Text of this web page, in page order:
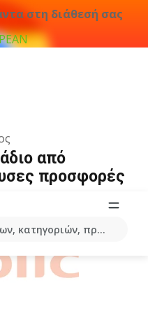
στη διάθεσή σας
κατηγοριών, προϊόντων...
από
προσφορές